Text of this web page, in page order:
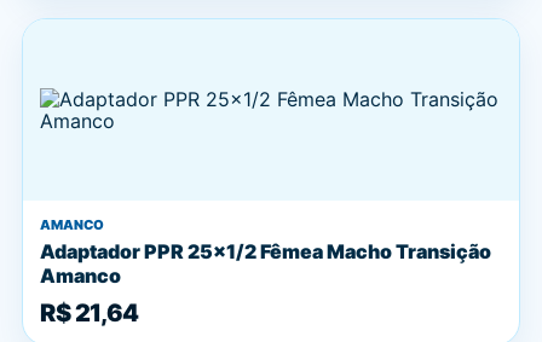
AMANCO
Adaptador PPR 25x1/2 Fêmea Macho Transição
Amanco
R$ 21,64